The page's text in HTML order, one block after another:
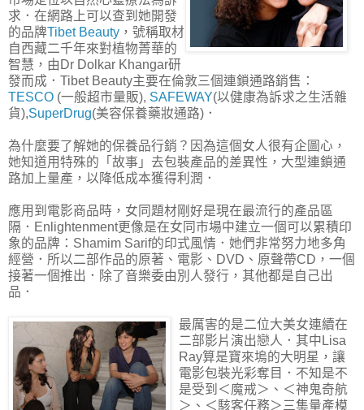
求．在網路上可以查到她開發
的品牌Tibet Beauty ，號稱取材
自西藏二千年來對植物菁華的
智慧，由Dr Dolkar Khangar研
發而成．Tibet Beauty主要在倫敦三個連鎖通路銷售：
TESCO (一般超市量販), SAFEWAY(以健康為訴求之生活雜
貨),SuperDrug(美容保養藥妝通路)．
為什麼要了解她的保養品行銷？因為這個女人很有企圖心，
她知道用特殊的「故事」去包裝產品的差異性，大型連鎖通
路加上量產，以降低成本獲得利潤．
應用到電影商品時，女同題材剛好是現在最流行的產品區
隔．Enlightenment更像是在女同市場中建立一個可以累積印
象的品牌：Shamim Sarif的印式風情．她們非常努力地多角
經營．所以二部作品的原著、電影、DVD、原聲帶CD，一個
接著一個推出．除了音樂委由別人發行，其他都是自己出
品．
最厲害的是二位大美女連續在
二部影片演出戀人．其中Lisa
Ray算是寶來塢的大明星，讓
電影包裝光彩奪目．不知是不
是受到＜魔戒＞、＜神鬼奇航
＞、＜駭客任務＞三集量產模